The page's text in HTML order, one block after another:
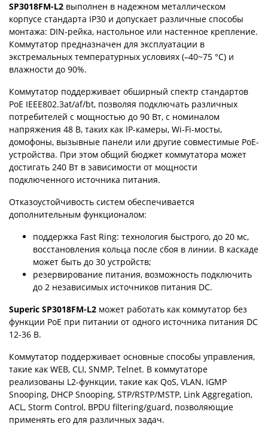
SP3018FM-L2 выполнен в надежном металлическом
корпусе стандарта IP30 и допускает различные способы
монтажа: DIN-рейка, настольное или настенное крепление.
Коммутатор предназначен для эксплуатации в
экстремальных температурных условиях (–40~75 °C) и
влажности до 90%.
Коммутатор поддерживает обширный спектр стандартов
PoE IEEE802.3at/af/bt, позволяя подключать различных
потребителей с мощностью до 90 Вт, с номиналом
напряжения 48 В, таких как IP-камеры, Wi-Fi-мосты,
домофоны, вызывные панели или другие совместимые PoE-
устройства. При этом общий бюджет коммутатора может
достигать 240 Вт в зависимости от мощности
подключенного источника питания.
Отказоустойчивость систем обеспечивается
дополнительным функционалом:
поддержка Fast Ring: технология быстрого, до 20 мс,
восстановления кольца после сбоя в линии. В каскаде
может быть до 30 устройств;
резервирование питания, возможность подключить
до 2 независимых источников питания DС.
Superic SP3018FM-L2 может работать как коммутатор без
функции PoE при питании от одного источника питания DC
12-36 В.
Коммутатор поддерживает основные способы управления,
такие как WEB, CLI, SNMP, Telnet. В коммутаторе
реализованы L2-функции, такие как QoS, VLAN, IGMP
Snooping, DHCP Snooping, STP/RSTP/MSTP, Link Aggregation,
ACL, Storm Control, BPDU filtering/guard, позволяющие
применять его для различных задач.